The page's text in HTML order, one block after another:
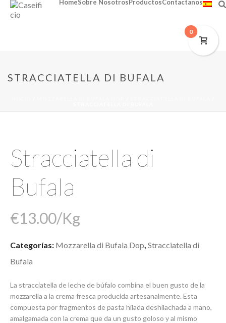
HomeSobre NosotrosProductosContactanos
STRACCIATELLA DI BUFALA
Stracciatella di
Bufala
€13.00/Kg
Categorías: Mozzarella di Bufala Dop, Stracciatella di
Bufala
La stracciatella de leche de búfalo combina el buen gusto de la
mozzarella a la crema fresca producida artesanalmente. Esta
compuesta por fragmentos de pasta hilada deshilachada a mano,
amalgamada con la crema que da un gusto goloso y al mismo
0